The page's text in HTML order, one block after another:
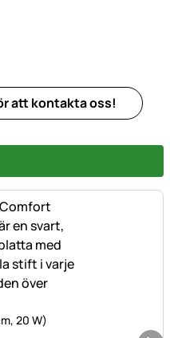
att kontakta oss!
20 W)